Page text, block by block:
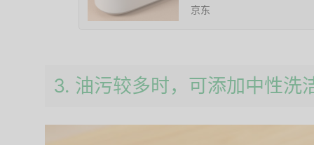
京东
3. 油污较多时，可添加中性洗